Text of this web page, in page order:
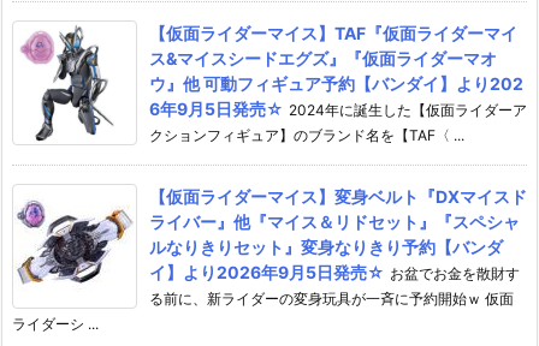
【仮面ライダーマイス】TAF『仮面ライダーマイ
ス&マイスシードエグズ』『仮面ライダーマオ
ウ』他 可動フィギュア予約【バンダイ】より202
6年9月5日発売☆ 2024年に誕生した【仮面ライダーア
クションフィギュア】のブランド名を【TAF〈 ...
【仮面ライダーマイス】変身ベルト『DXマイスド
ライバー』他『マイス＆リドセット』『スペシャ
ルなりきりセット』変身なりきり予約【バンダ
イ】より2026年9月5日発売☆ お盆でお金を散財す
る前に、新ライダーの変身玩具が一斉に予約開始ｗ 仮面
ライダーシ ...